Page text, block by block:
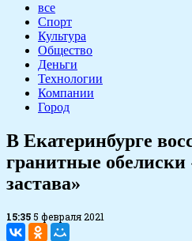
все
Спорт
Культура
Общество
Деньги
Технологии
Компании
Город
В Екатеринбурге
гранитные
застава»
15:35 5 февраля 2021